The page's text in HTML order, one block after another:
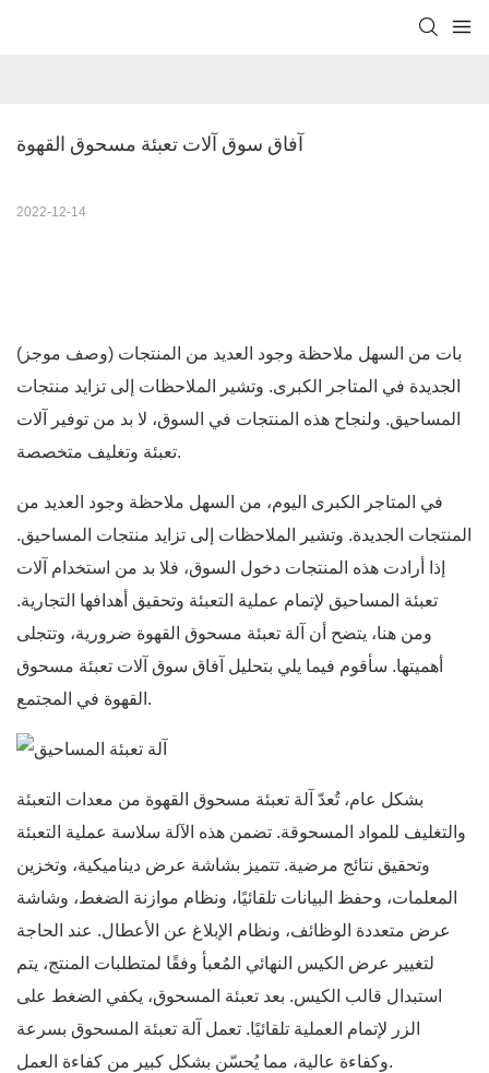
آفاق سوق آلات تعبئة مسحوق القهوة
2022-12-14
(وصف موجز)
الجديدة في المتاجر الكبرى. وتشير الملاحظات إلى تزايد منتجات
المساحيق. ولنجاح هذه المنتجات في السوق، لا بد من توفير آلات
تعبئة وتغليف متخصصة.
في المتاجر الكبرى اليوم، من السهل ملاحظة وجود العديد من
المنتجات الجديدة. وتشير الملاحظات إلى تزايد منتجات المساحيق.
إذا أرادت هذه المنتجات دخول السوق، فلا بد من استخدام آلات
تعبئة المساحيق لإتمام عملية التعبئة وتحقيق أهدافها التجارية.
ومن هنا، يتضح أن آلة تعبئة مسحوق القهوة ضرورية، وتتجلى
أهميتها. سأقوم فيما يلي بتحليل آفاق سوق آلات تعبئة مسحوق
القهوة في المجتمع.
بشكل عام، تُعدّ آلة تعبئة مسحوق القهوة من معدات التعبئة
والتغليف للمواد المسحوقة. تضمن هذه الآلة سلاسة عملية التعبئة
وتحقيق نتائج مرضية. تتميز بشاشة عرض ديناميكية، وتخزين
المعلمات، وحفظ البيانات تلقائيًا، ونظام موازنة الضغط، وشاشة
عرض متعددة الوظائف، ونظام الإبلاغ عن الأعطال. عند الحاجة
لتغيير عرض الكيس النهائي المُعبأ وفقًا لمتطلبات المنتج، يتم
استبدال قالب الكيس. بعد تعبئة المسحوق، يكفي الضغط على
الزر لإتمام العملية تلقائيًا. تعمل آلة تعبئة المسحوق بسرعة
وكفاءة عالية، مما يُحسّن بشكل كبير من كفاءة العمل.